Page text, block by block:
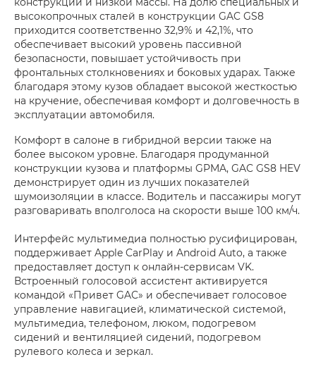
высокопрочных сталей в конструкции GAC GS8
приходится соответственно 32,9% и 42,1%, что
обеспечивает высокий уровень пассивной
безопасности, повышает устойчивость при
фронтальных столкновениях и боковых ударах. Также
благодаря этому кузов обладает высокой жесткостью
на кручение, обеспечивая комфорт и долговечность в
эксплуатации автомобиля.
Комфорт в салоне в гибридной версии также на
более высоком уровне. Благодаря продуманной
конструкции кузова и платформы GPMA, GAC GS8 HEV
демонстрирует один из лучших показателей
шумоизоляции в классе. Водитель и пассажиры могут
разговаривать вполголоса на скорости выше 100 км/ч.
Интерфейс мультимедиа полностью русифицирован,
поддерживает Apple CarPlay и Android Auto, а также
предоставляет доступ к онлайн-сервисам VK.
Встроенный голосовой ассистент активируется
командой «Привет GAC» и обеспечивает голосовое
управление навигацией, климатической системой,
мультимедиа, телефоном, люком, подогревом
сидений и вентиляцией сидений, подогревом
рулевого колеса и зеркал.